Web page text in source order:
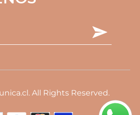
. All Rights Reserved.